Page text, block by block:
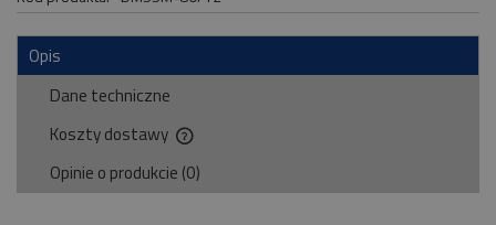
Opis
Dane techniczne
Koszty dostawy
Cena nie zawiera ewentualnych kosztów płatności
Opinie o produkcie (0)